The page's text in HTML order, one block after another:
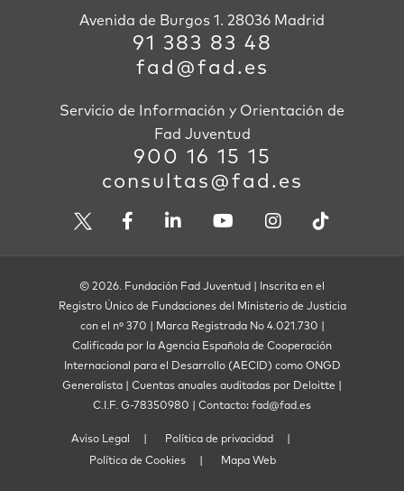
Avenida de Burgos 1. 28036 Madrid
91 383 83 48
fad@fad.es
Servicio de Información y Orientación de
Fad Juventud
900 16 15 15
consultas@fad.es
© 2026. Fundación Fad Juventud | Inscrita en el
Registro Único de Fundaciones del Ministerio de Justicia
con el nº 370 | Marca Registrada No 4.021.730 |
Calificada por la Agencia Española de Cooperación
Internacional para el Desarrollo (AECID) como ONGD
Generalista | Cuentas anuales auditadas por Deloitte |
C.I.F. G-78350980 | Contacto: fad@fad.es
Aviso Legal
Política de privacidad
Política de Cookies
Mapa Web